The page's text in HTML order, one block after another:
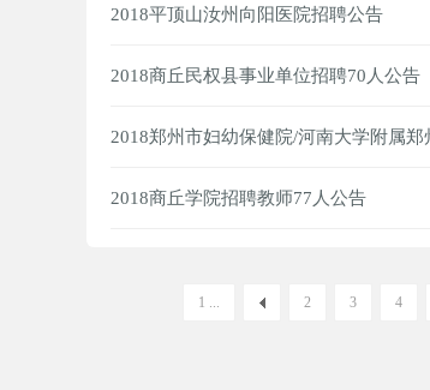
2018平顶山汝州向阳医院招聘公告
2018商丘民权县事业单位招聘70人公告
2018郑州市妇幼保健院/河南大学附属
2018商丘学院招聘教师77人公告
1 ... 2 3 4